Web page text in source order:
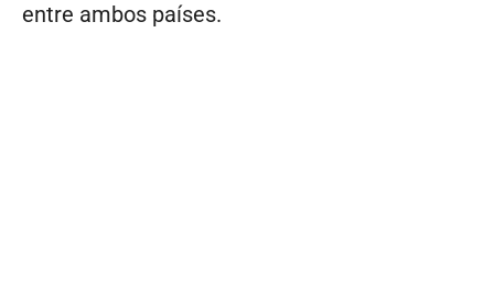
entre ambos países.